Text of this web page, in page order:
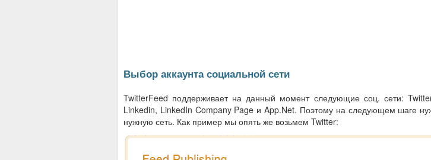
Выбор аккаунта социальной сети
TwitterFeed поддерживает на данный момент следующие соц. сети:
Linkedin, LinkedIn Company Page и App.Net. Поэтому на следующем шаге
нужную сеть. Как пример мы опять же возьмем Twitter: